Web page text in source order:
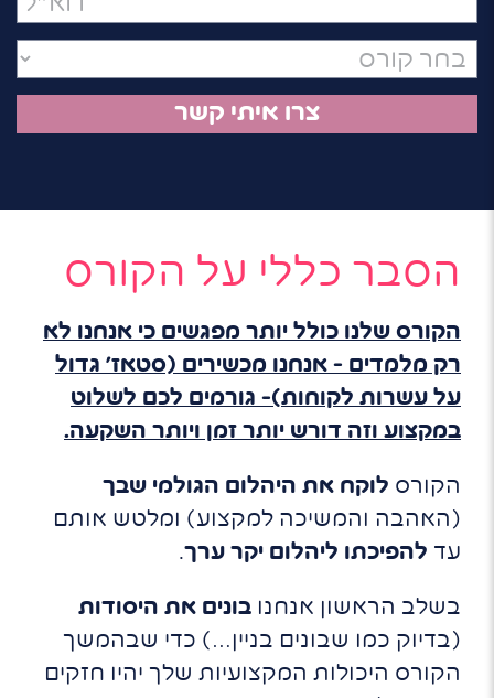
הסבר כללי על הקורס
הקורס שלנו כולל יותר מפגשים כי אנחנו לא
רק מלמדים – אנחנו מכשירים (סטאז' גדול
על עשרות לקוחות)- גורמים לכם לשלוט
במקצוע וזה דורש יותר זמן ויותר השקעה.
הקורס לוקח את היהלום הגולמי שבך
(האהבה והמשיכה למקצוע) ומלטש אותם
עד להפיכתו ליהלום יקר ערך.
בשלב הראשון אנחנו בונים את היסודות
(בדיוק כמו שבונים בניין…) כדי שבהמשך
הקורס היכולות המקצועיות שלך יהיו חזקים